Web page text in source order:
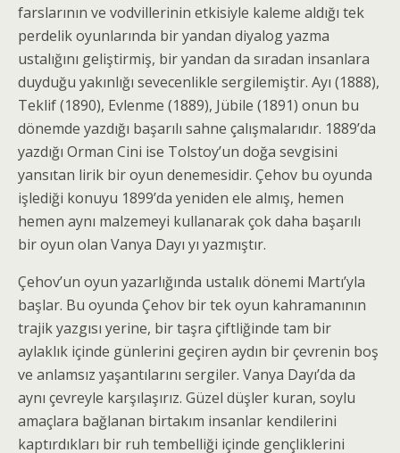
farslarının ve vodvillerinin etkisiyle kaleme aldığı tek
perdelik oyunlarında bir yandan diyalog yazma
ustalığını geliştirmiş, bir yandan da sıradan insanlara
duyduğu yakınlığı sevecenlikle sergilemiştir. Ayı (1888),
Teklif (1890), Evlenme (1889), Jübile (1891) onun bu
dönemde yazdığı başarılı sahne çalışmaları­dır. 1889’da
yazdığı Orman Cini ise Tolstoy’un doğa sevgisini
yansıtan lirik bir oyun denemesidir. Çehov bu oyunda
işlediği konuyu 1899’da yeniden ele almış, hemen
hemen aynı malzemeyi kullanarak çok daha başarılı
bir oyun olan Vanya Dayı yı yazmıştır.
Çehov’un oyun yazarlığında ustalık dönemi Martı’yla
başlar. Bu oyunda Çehov bir tek oyun kahramanının
trajik yazgısı yerine, bir taşra çiftliğin­de tam bir
aylaklık içinde günlerini geçiren aydın bir çevrenin boş
ve anlamsız yaşantılarını sergiler. Vanya Dayı’da da
aynı çevreyle karşılaşırız. Güzel düşler kuran, soylu
amaçlara bağlanan birtakım insanlar kendilerini
kaptırdıkları bir ruh tembelliği içinde gençliklerini